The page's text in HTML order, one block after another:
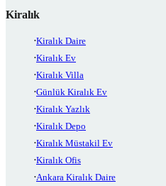
Kiralık
Kiralık Daire
Kiralık Ev
Kiralık Villa
Günlük Kiralık Ev
Kiralık Yazlık
Kiralık Depo
Kiralık Müstakil Ev
Kiralık Ofis
Ankara Kiralık Daire